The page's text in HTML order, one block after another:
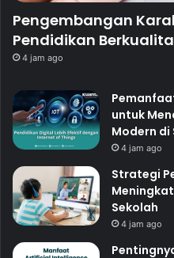
Pengembangan
Pendidikan
4 jam ago
untuk
Modern di
4 jam ago
Strategi
Sekolah
4 jam ago